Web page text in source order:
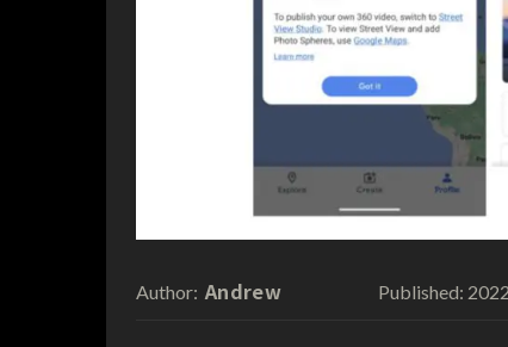
Author: Andrew Published: